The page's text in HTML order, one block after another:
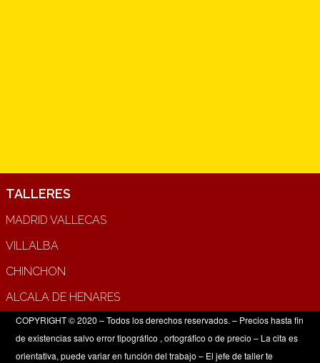
TALLERES
MADRID VALLECAS
VILLALBA
CHINCHON
ALCALA DE HENARES
COPYRIGHT © 2020 – Todos los derechos reservados. – Precios hasta fin
de existencias salvo error tipográfico , ortográfico o de precio – La cita es
orientativa, puede variar en función del trabajo – El jefe de taller te